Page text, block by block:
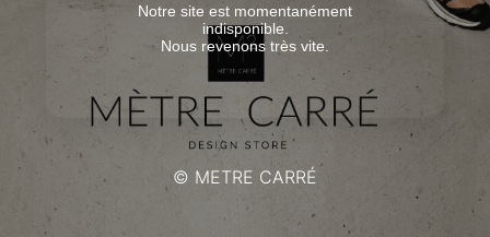
Notre site est momentanément
indisponible.
Nous revenons très vite.
© METRE CARRÉ